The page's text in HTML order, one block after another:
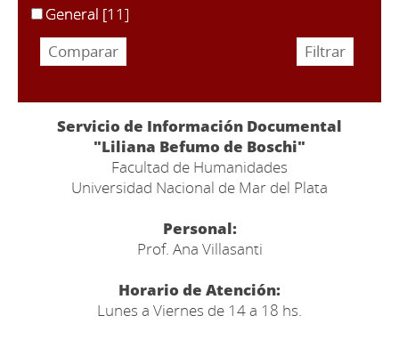
General [11]
Servicio de Información Documental
"Liliana Befumo de Boschi"
Facultad de Humanidades
Universidad Nacional de Mar del Plata
Personal:
Prof. Ana Villasanti
Horario de Atención:
Lunes a Viernes de 14 a 18 hs.